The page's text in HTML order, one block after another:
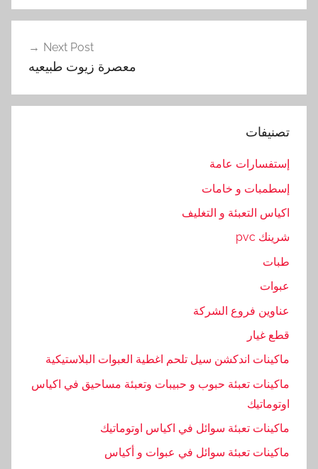
,
م
ع
ص
ر
ة
Next Post
معصرة زيوت طبيعيه
تصنيفات
إستفسارات عامة
إسطمبات و خامات
اكياس التعبئة و التغليف
شرينك pvc
طبات
عبوات
عناوين فروع الشركة
قطع غيار
ماكينات اندكشن سيل تلحم اغطية العبوات البلاستيكية
ماكينات تعبئة حبوب و حبيبات وتعبئة مساحيق في اكياس
اوتوماتيك
ماكينات تعبئة سوائل في اكياس اوتوماتيك
ماكينات تعبئة سوائل في عبوات و أكياس